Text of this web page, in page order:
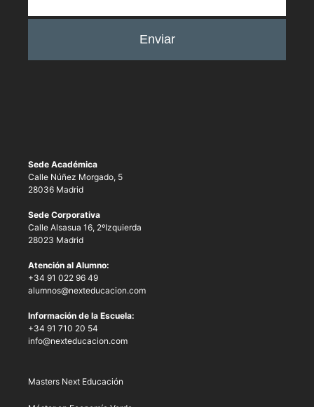
Enviar
Sede Académica
Calle Núñez Morgado, 5
28036 Madrid
Sede Corporativa
Calle Alsasua 16, 2ºIzquierda
28023 Madrid
Atención al Alumno:
+34 91 022 96 49
alumnos@nexteducacion.com
Información de la Escuela:
+34 91 710 20 54
info@nexteducacion.com
Masters Next Educación